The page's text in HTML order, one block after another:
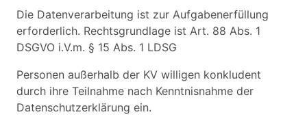
Die Datenverarbeitung ist zur Aufgabenerfüllung
erforderlich. Rechtsgrundlage ist Art. 88 Abs. 1
DSGVO i.V.m. § 15 Abs. 1 LDSG
Personen außerhalb der KV willigen konkludent
durch ihre Teilnahme nach Kenntnisnahme der
Datenschutzerklärung ein.